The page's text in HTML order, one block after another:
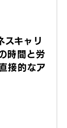
キャリ
時間と労
接的なア